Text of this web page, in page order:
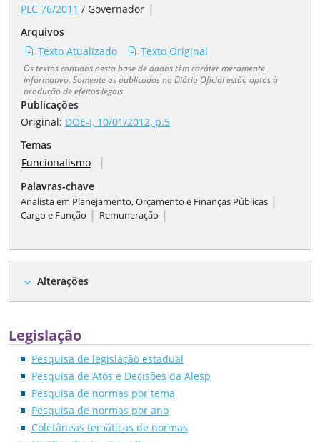
PLC 76/2011 / Governador |
Arquivos
Texto Atualizado
Texto Original
Os textos contidos nesta base de dados têm caráter meramente
informativo. Somente os publicados no Diário Oficial estão aptos à
produção de efeitos legais.
Publicações
Original: DOE-I, 10/01/2012, p.5
Temas
Funcionalismo
|
Palavras-chave
Analista em Planejamento, Orçamento e Finanças Públicas |
Cargo e Função | Remuneração |
expand_more Alterações
Legislação
Pesquisa de legislação estadual
Pesquisa de Atos e Decisões da Alesp
Pesquisa de normas por tema
Pesquisa de normas por ano
Coletâneas temáticas de normas